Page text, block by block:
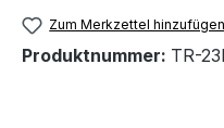
Zum Merkzettel hinzufügen
Produktnummer: TR-